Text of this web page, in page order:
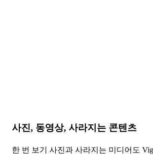
사진, 동영상, 사라지는 콘텐츠
한 번 보기 사진과 사라지는 미디어도